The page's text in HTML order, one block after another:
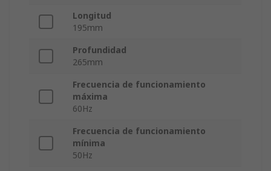
Longitud
195mm
Profundidad
265mm
Frecuencia de funcionamiento
máxima
60Hz
Frecuencia de funcionamiento
mínima
50Hz